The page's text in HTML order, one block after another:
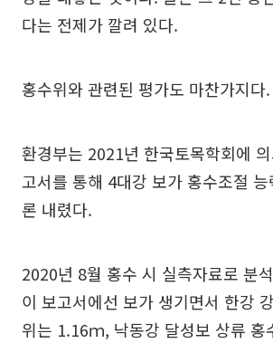
다는 전제가 깔려 있다.
홍수위와 관련된 평가도 마찬가지다.
환경부는 2021년 한국토목학회에
고서를 통해 4대강 보가 홍수조절
론 내렸다.
2020년 8월 홍수 시 실측자료로 분
이 보고서에선 보가 생기면서 한강
위는 1.16ｍ, 낙동강 달성보 상류 홍